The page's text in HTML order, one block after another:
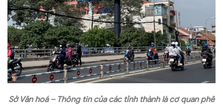
Sở Văn hoá – Thông tin của các tỉnh thành là cơ quan phê